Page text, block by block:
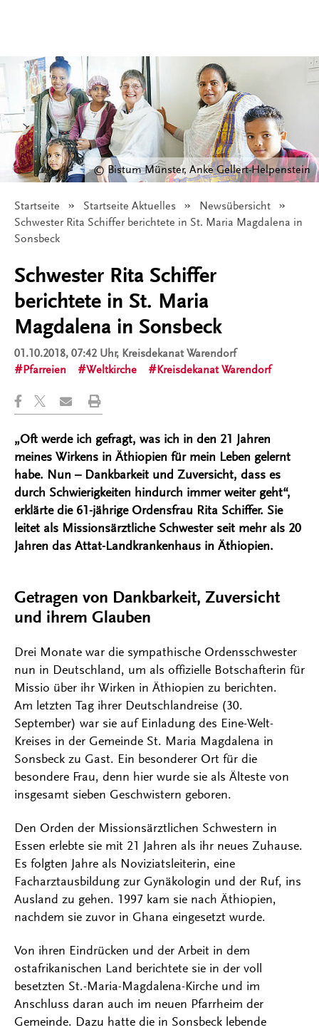
© Bistum Münster, Anke Gellert-Helpenstein
Startseite Startseite Aktuelles
Newsübersicht
Angezeigt:
Schwester Rita Schiffer berichtete in St. Maria Magdalena in
Sonsbeck
Schwester Rita Schiffer
berichtete in St. Maria
Magdalena in Sonsbeck
01.10.2018, 07:42 Uhr, Kreisdekanat Warendorf
Pfarreien
Weltkirche Kreisdekanat Warendorf
„Oft werde ich gefragt, was ich in den 21 Jahren
meines Wirkens in Äthiopien für mein Leben gelernt
habe. Nun – Dankbarkeit und Zuversicht, dass es
durch Schwierigkeiten hindurch immer weiter geht“,
erklärte die 61-jährige Ordensfrau Rita Schiffer. Sie
leitet als Missionsärztliche Schwester seit mehr als 20
Jahren das Attat-Landkrankenhaus in Äthiopien.
Getragen von Dankbarkeit, Zuversicht
und ihrem Glauben
Drei Monate war die sympathische Ordensschwester
nun in Deutschland, um als offizielle Botschafterin für
Missio über ihr Wirken in Äthiopien zu berichten.
Am letzten Tag ihrer Deutschlandreise (30.
September) war sie auf Einladung des Eine-Welt-
Kreises in der Gemeinde St. Maria Magdalena in
Sonsbeck zu Gast. Ein besonderer Ort für die
besondere Frau, denn hier wurde sie als Älteste von
insgesamt sieben Geschwistern geboren.
Den Orden der Missionsärztlichen Schwestern in
Essen erlebte sie mit 21 Jahren als ihr neues Zuhause.
Es folgten Jahre als Noviziatsleiterin, eine
Facharztausbildung zur Gynäkologin und der Ruf, ins
Ausland zu gehen. 1997 kam sie nach Äthiopien,
nachdem sie zuvor in Ghana eingesetzt wurde.
Von ihren Eindrücken und der Arbeit in dem
ostafrikanischen Land berichtete sie in der voll
besetzten St.-Maria-Magdalena-Kirche und im
Anschluss daran auch im neuen Pfarrheim der
Gemeinde. Dazu hatte die in Sonsbeck lebende